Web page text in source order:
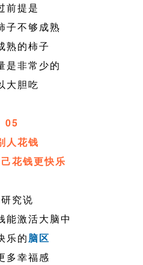
前提是
子不够成熟
熟的柿子
是非常少的
大胆吃
05
人花钱
花钱更快乐
究说
能激活大脑中
乐的脑区
多幸福感